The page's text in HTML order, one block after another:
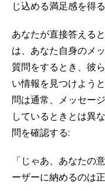
じ込める満足感を得
あなたが直接答える
は、あなた自身のメ
質問をするとき、彼
い情報を見つけよう
問は通常、メッセー
しているときとは異
問を確認する:
「じゃあ、あなたの
ーザーに納めるのは